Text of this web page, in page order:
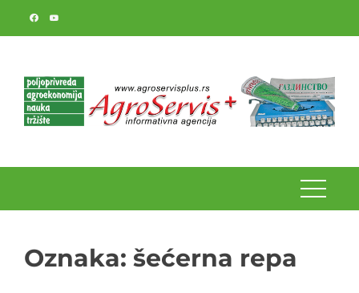
Oznaka: šećerna repa